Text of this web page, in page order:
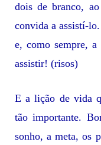
dois de branco,
convida a assistí-
e, como sempre,
assistir! (risos)
E a lição de vida
tão importante.
sonho, a meta, os